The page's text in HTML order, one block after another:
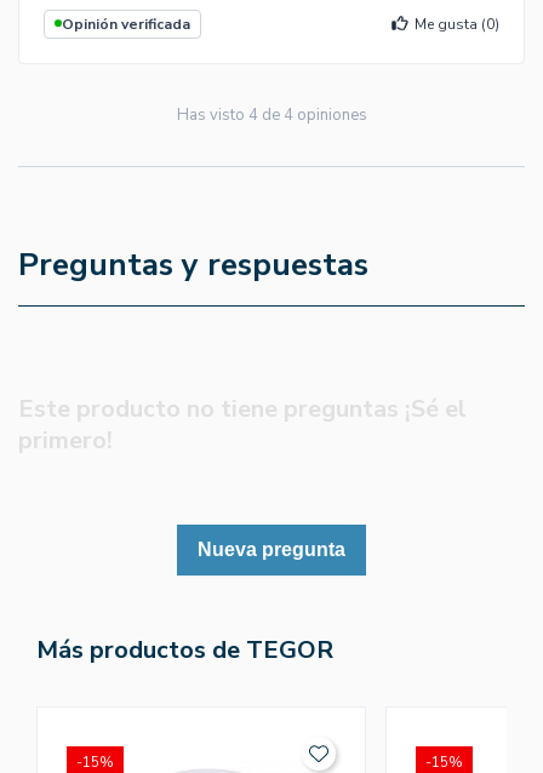
Opinión verificada Me gusta (0)
Has visto 4de 4opiniones
Preguntas y respuestas
Este producto no tiene preguntas ¡Sé el
primero!
Nueva pregunta
Más productos de TEGOR
-15% -15%